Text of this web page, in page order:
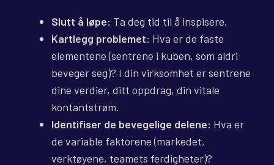
Slutt å løpe: Ta deg tid til å inspisere.
Kartlegg problemet: Hva er de faste
elementene (sentrene i kuben, som aldri
beveger seg)? I din virksomhet er sentrene
dine verdier, ditt oppdrag, din vitale
kontantstrøm.
Identifiser de bevegelige delene: Hva er
de variable faktorene (markedet,
verktøyene, teamets ferdigheter)?